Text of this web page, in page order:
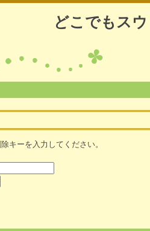
どこでもス
キーを入力してください。